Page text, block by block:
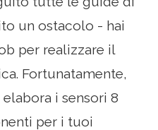
un ostacolo - hai
per realizzare il
Fortunatamente,
i sensori 8
per i tuoi